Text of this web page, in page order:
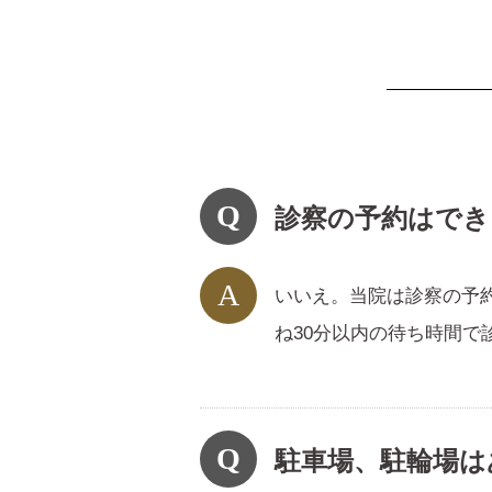
診察の予約はで
いいえ。当院は診察の予
ね30分以内の待ち時間で
駐車場、駐輪場